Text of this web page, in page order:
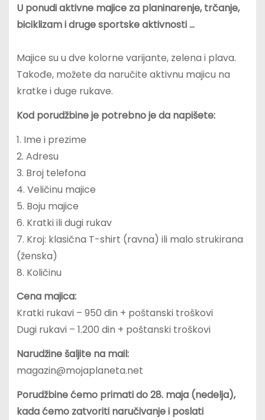
U ponudi aktivne majice za planinarenje, trčanje,
biciklizam i druge sportske aktivnosti …
Majice su u dve kolorne varijante, zelena i plava.
Takođe, možete da naručite aktivnu majicu na
kratke i duge rukave.
Kod porudžbine je potrebno je da napišete:
1. Ime i prezime
2. Adresu
3. Broj telefona
4. Veličinu majice
5. Boju majice
6. Kratki ili dugi rukav
7. Kroj: klasična T-shirt (ravna) ili malo strukirana
(ženska)
8. Količinu
Cena majica:
Kratki rukavi – 950 din + poštanski troškovi
Dugi rukavi – 1.200 din + poštanski troškovi
Narudžine šaljite na mail:
magazin@mojaplaneta.net
Porudžbine ćemo primati do 28. maja (nedelja),
kada ćemo zatvoriti naručivanje i poslati